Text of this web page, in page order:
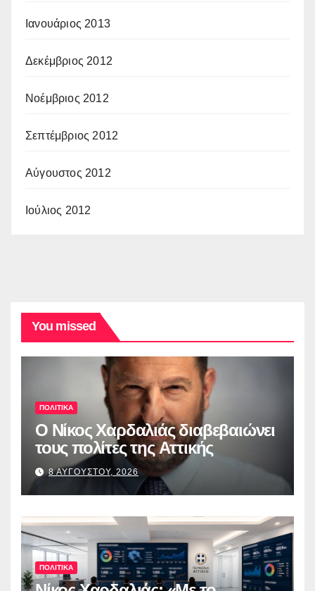
Ιανουάριος 2013
Δεκέμβριος 2012
Νοέμβριος 2012
Σεπτέμβριος 2012
Αύγουστος 2012
Ιούλιος 2012
You missed
ΠΟΛΙΤΙΚΑ
O Νίκος Χαρδαλιάς διαβεβαιώνει
τους πολίτες της Αττικής
8 ΑΥΓΟΥΣΤΟΥ, 2026
ΠΟΛΙΤΙΚΑ